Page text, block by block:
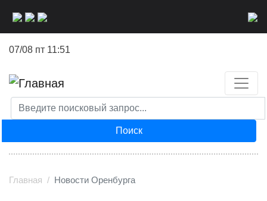
07/08 пт 11:51
Поиск
Главная Новости Оренбурга